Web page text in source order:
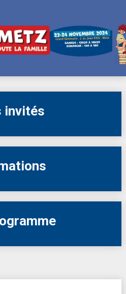
invités